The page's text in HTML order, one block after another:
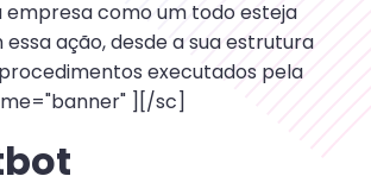
empresa como um todo esteja
ação, desde a sua estrutura
executados pela
][/sc]